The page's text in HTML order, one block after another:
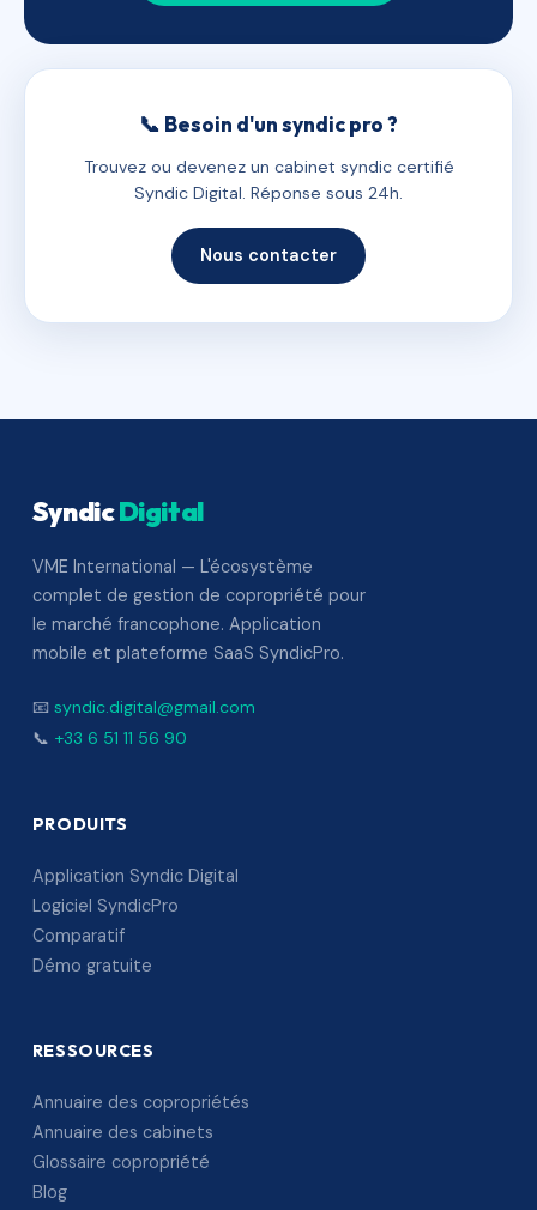
📞 Besoin d'un syndic pro ?
Trouvez ou devenez un cabinet syndic certifié
Syndic Digital. Réponse sous 24h.
Nous contacter
SyndicDigital
VME International — L'écosystème
complet de gestion de copropriété pour
le marché francophone. Application
mobile et plateforme SaaS SyndicPro.
📧 syndic.digital@gmail.com
📞 +33 6 51 11 56 90
PRODUITS
Application Syndic Digital
Logiciel SyndicPro
Comparatif
Démo gratuite
RESSOURCES
Annuaire des copropriétés
Annuaire des cabinets
Glossaire copropriété
Blog